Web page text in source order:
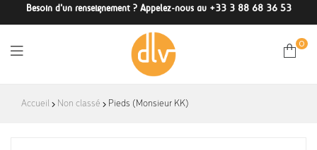
Besoin d'un renseignement ? Appelez-nous au +33 3 88 68 36 53
DLV-
0
Accueil Non classé Pieds (Monsieur KK)